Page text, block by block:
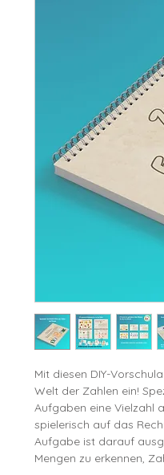
Mit diesen DIY-
Welt der Zahlen ein!
Aufgaben eine Vielzahl
spielerisch auf das
Aufgabe ist darauf
Mengen zu erkennen,